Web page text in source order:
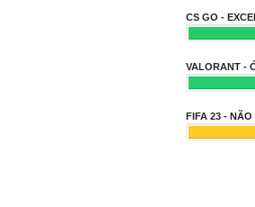
CS GO -
VALORANT -
FIFA 23 - NÃO